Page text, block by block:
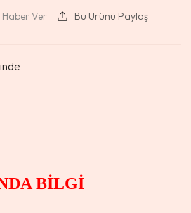
Haber Ver Bu Ürünü Paylaş
BİLGİ